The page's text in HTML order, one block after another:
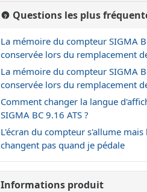
Questions les plus
La mémoire du compteur SIGMA
conservée lors du remplacement
La mémoire du compteur SIGMA
conservée lors du remplacement
Comment changer la langue
SIGMA BC 9.16 ATS ?
L'écran du compteur s'allume
changent pas quand je pédale
Informations produit